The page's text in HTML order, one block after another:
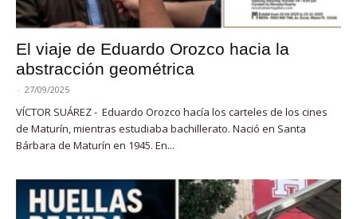
El viaje de Eduardo Orozco hacia la
abstracción geométrica
- 27/09/2025
VÍCTOR SUÁREZ - Eduardo Orozco hacía los carteles de los cines
de Maturín, mientras estudiaba bachillerato. Nació en Santa
Bárbara de Maturín en 1945. En...